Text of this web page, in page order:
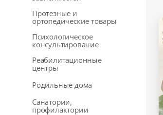
Протезные и
ортопедические товары
Психологическое
консультирование
Реабилитационные
центры
Родильные дома
Санатории,
профилактории